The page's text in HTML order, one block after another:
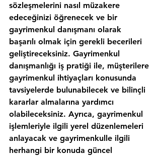
sözleşmelerini nasıl müzakere
edeceğinizi öğrenecek ve bir
gayrimenkul danışmanı olarak
başarılı olmak için gerekli becerileri
geliştireceksiniz. Gayrimenkul
danışmanlığı iş pratiği ile, müşterilere
gayrimenkul ihtiyaçları konusunda
tavsiyelerde bulunabilecek ve bilinçli
kararlar almalarına yardımcı
olabileceksiniz. Ayrıca, gayrimenkul
işlemleriyle ilgili yerel düzenlemeleri
anlayacak ve gayrimenkulle ilgili
herhangi bir konuda güncel